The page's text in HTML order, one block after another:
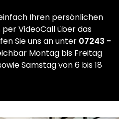
Ihren persönlichen
VideoCall über das
Sie uns an unter 07243 -
Montag bis Freitag
Samstag von 6 bis 18